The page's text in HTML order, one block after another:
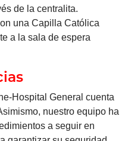
de la centralita.
una Capilla Católica
a la sala de espera
Hospital General cuenta
nuestro equipo ha
a seguir en